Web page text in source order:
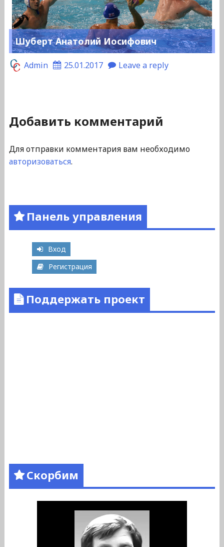
Шуберт Анатолий Иосифович
Admin 25.01.2017 Leave a reply
Добавить комментарий
Для отправки комментария вам необходимо
авторизоваться.
Панель управления
Вход
Регистрация
Поддержать проект
Скорбим